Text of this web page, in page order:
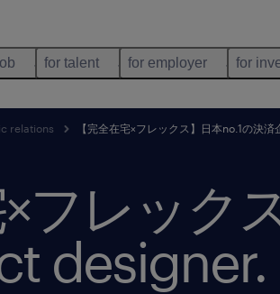
for talent for employer for
relations 【完全在宅×フレックス】日本no.1の決
×フレック
designer.